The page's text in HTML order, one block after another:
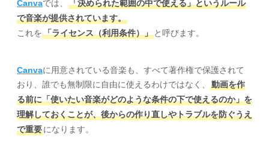
Canvaでは、
「決められた範囲の中で使える」というルール
で音楽が提供されています。
これを「ライセンス（利用条件）」 と呼びます。
Canvaに用意されている音楽も、すべて著作権で保護されて
おり、誰でも無制限に自由に使えるわけではなく、
動画を作
る前に「使いたい音楽がどのような条件の下で使えるのか」を
理解しておくことが、後からの作り直しやトラブルを防ぐうえ
で重要になります。